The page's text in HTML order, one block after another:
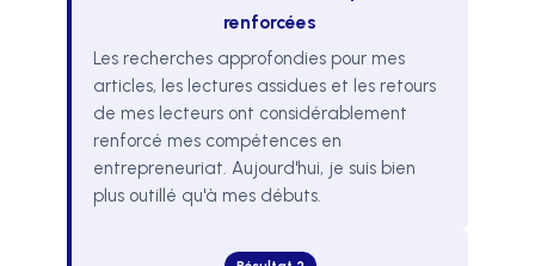
renforcées
Les recherches approfondies pour mes
articles, les lectures assidues et les retours
de mes lecteurs ont considérablement
renforcé mes compétences en
entrepreneuriat. Aujourd'hui, je suis bien
plus outillé qu'à mes débuts.